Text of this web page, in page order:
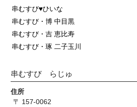
串むすび♥ひいな
串むすび・博 中目黒
串むすび・吉 恵比寿
串むすび・琢 二子玉川
串むすび らじゅ
住所
〒 157-0062